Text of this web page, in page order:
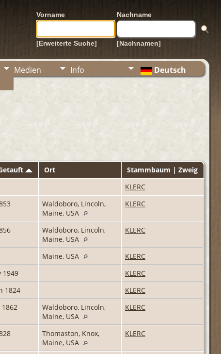
Vorname Nachname
[Erweiterte Suche] [Nachnamen]
Medien
Info
Deutsch
Ort
Stammbaum | Zweig
KLERC
Waldoboro, Lincoln,
Maine, USA
KLERC
Waldoboro, Lincoln,
Maine, USA
KLERC
Maine, USA
KLERC
1949
KLERC
1824
KLERC
Waldoboro, Lincoln,
Maine, USA
KLERC
Thomaston, Knox,
Maine, USA
KLERC